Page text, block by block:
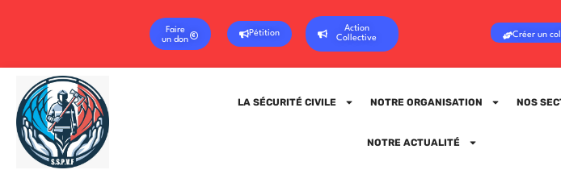
Faire
un don
Pétition
Action
Collective
Créer un
LA SÉCURITÉ CIVILE NOTRE ORGANISATION NOS
NOTRE ACTUALITÉ Sign in